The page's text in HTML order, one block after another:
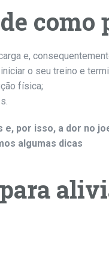
como
e,
o seu treino e
física;
por isso, a dor no
algumas dicas